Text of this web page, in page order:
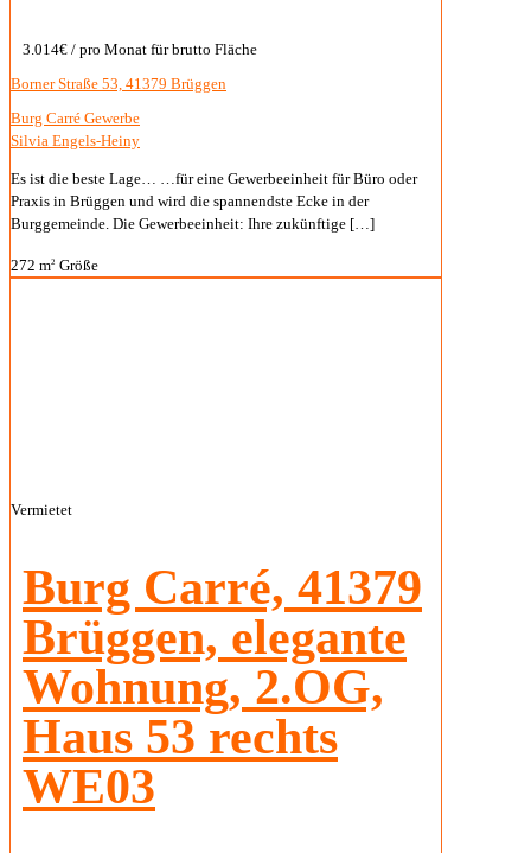
3.014€ / pro Monat für brutto Fläche
Borner Straße 53, 41379 Brüggen
Burg Carré Gewerbe
Silvia Engels-Heiny
Es ist die beste Lage… …für eine Gewerbeeinheit für Büro oder
Praxis in Brüggen und wird die spannendste Ecke in der
Burggemeinde. Die Gewerbeeinheit: Ihre zukünftige […]
272 m2 Größe
Vermietet
Burg Carré, 41379
Brüggen, elegante
Wohnung, 2.OG,
Haus 53 rechts
WE03